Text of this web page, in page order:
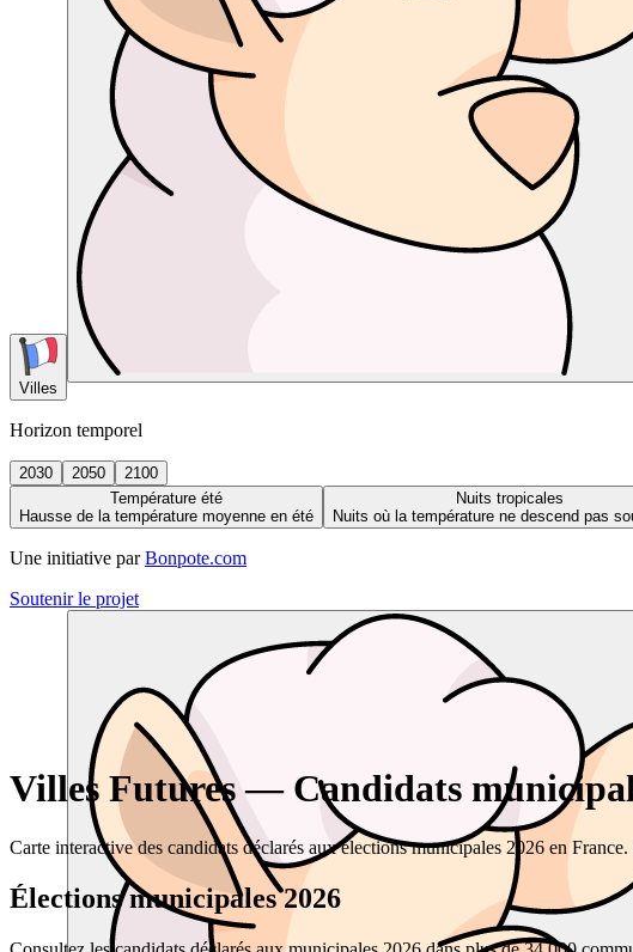
Villes
Horizon temporel
2030 2050
2100
Température été
Hausse de la température moyenne en été
Nuits tropicales
Nuits où la température ne descend pas
Une initiative par Bonpote.com
Soutenir le projet
Villes Futures — Candidats
Carte interactive des candidats déclarés aux élections municipales 2026 en
Élections municipales 2026